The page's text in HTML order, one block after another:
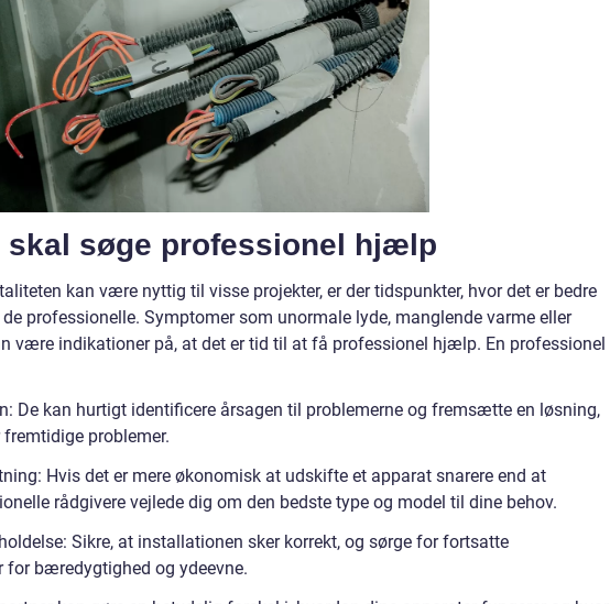
skal søge professionel hjælp
kan være nyttig til visse projekter, er der tidspunkter, hvor det er bedre
professionelle. Symptomer som unormale lyde, manglende varme eller
være indikationer på, at det er tid til at få professionel hjælp. En professionel
De kan hurtigt identificere årsagen til problemerne og fremsætte en løsning,
problemer.
Hvis det er mere økonomisk at udskifte et apparat snarere end at
rådgivere vejlede dig om den bedste type og model til dine behov.
Sikre, at installationen sker korrekt, og sørge for fortsatte
for bæredygtighed og ydeevne.